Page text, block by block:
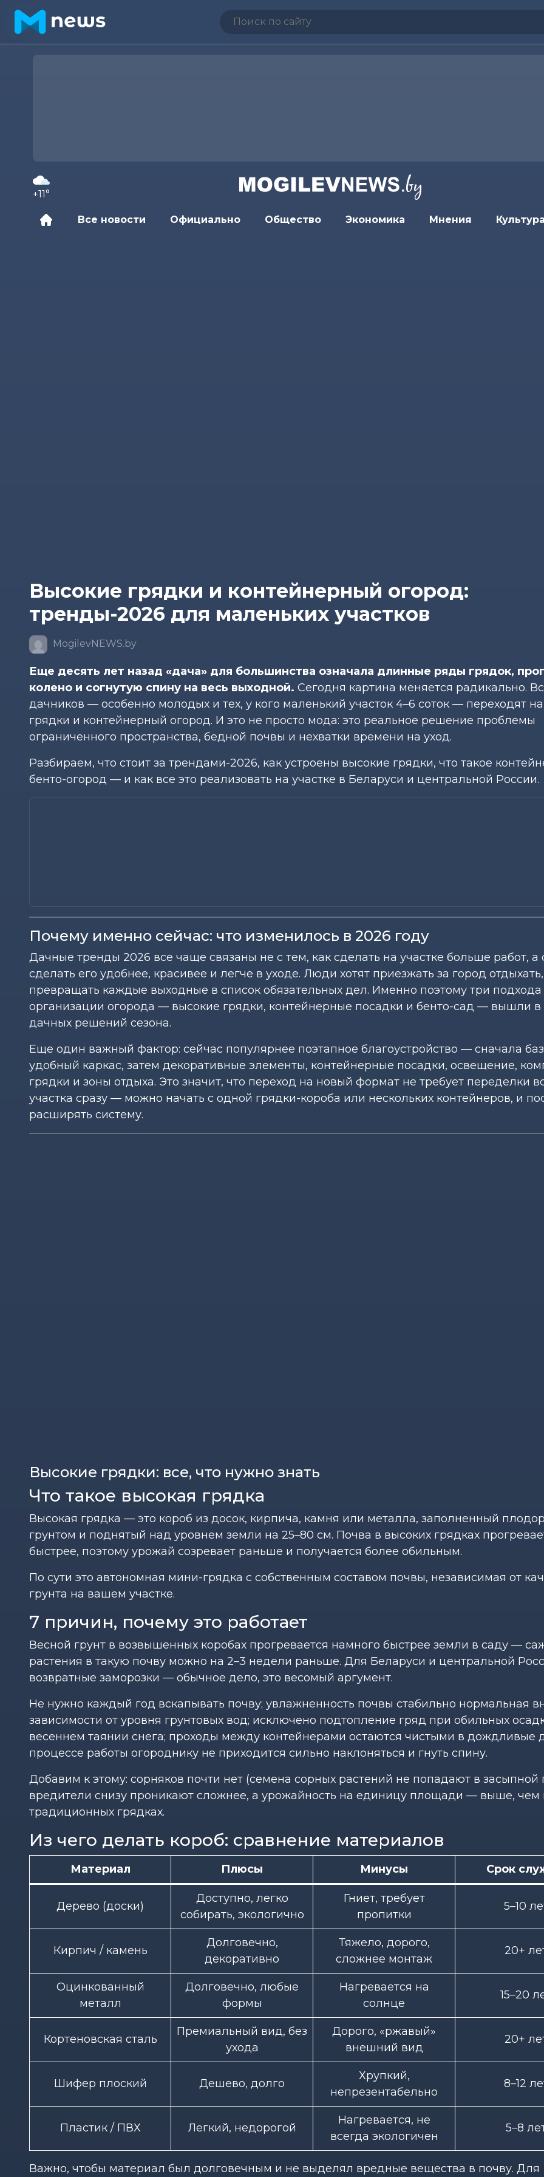
+11°
Все новости Официально Общество Экономика Мнения Культура
Высокие грядки и контейнерный огород:
тренды-2026 для маленьких участков
MogilevNEWS.by
Еще десять лет назад «дача» для большинства означала длинные ряды грядок,
колено и согнутую спину на весь выходной. Сегодня картина меняется радикально.
дачников — особенно молодых и тех, у кого маленький участок 4–6 соток — переходят
грядки и контейнерный огород. И это не просто мода: это реальное решение проблемы
ограниченного пространства, бедной почвы и нехватки времени на уход.
Разбираем, что стоит за трендами-2026, как устроены высокие грядки, что такое
бенто-огород — и как все это реализовать на участке в Беларуси и центральной России.
Почему именно сейчас: что изменилось в 2026 году
Дачные тренды 2026 все чаще связаны не с тем, как сделать на участке больше работ, а
сделать его удобнее, красивее и легче в уходе. Люди хотят приезжать за город
превращать каждые выходные в список обязательных дел. Именно поэтому три подхода
организации огорода — высокие грядки, контейнерные посадки и бенто-сад — вышли в
дачных решений сезона.
Еще один важный фактор: сейчас популярнее поэтапное благоустройство — сначала
удобный каркас, затем декоративные элементы, контейнерные посадки, освещение,
грядки и зоны отдыха. Это значит, что переход на новый формат не требует переделки
участка сразу — можно начать с одной грядки-короба или нескольких контейнеров, и
расширять систему.
Высокие грядки: все, что нужно знать
Что такое высокая грядка
Высокая грядка — это короб из досок, кирпича, камня или металла, заполненный
грунтом и поднятый над уровнем земли на 25–80 см. Почва в высоких грядках
быстрее, поэтому урожай созревает раньше и получается более обильным.
По сути это автономная мини-грядка с собственным составом почвы, независимая от
грунта на вашем участке.
7 причин, почему это работает
Весной грунт в возвышенных коробах прогревается намного быстрее земли в саду —
растения в такую почву можно на 2–3 недели раньше. Для Беларуси и центральной
возвратные заморозки — обычное дело, это весомый аргумент.
Не нужно каждый год вскапывать почву; увлажненность почвы стабильно нормальная
зависимости от уровня грунтовых вод; исключено подтопление гряд при обильных
весеннем таянии снега; проходы между контейнерами остаются чистыми в дождливые
процессе работы огороднику не приходится сильно наклоняться и гнуть спину.
Добавим к этому: сорняков почти нет (семена сорных растений не попадают в засыпной
вредители снизу проникают сложнее, а урожайность на единицу площади — выше, чем
традиционных грядках.
Из чего делать короб: сравнение материалов
Материал Плюсы Минусы Срок
Дерево (доски)
Доступно, легко
собирать, экологично
Гниет, требует
пропитки
5–10
Кирпич / камень
Долговечно,
декоративно
Тяжело, дорого,
сложнее монтаж
20+
Оцинкованный
металл
Долговечно, любые
формы
Нагревается на
солнце
15–20
Кортеновская сталь
Премиальный вид, без
ухода
Дорого, «ржавый»
внешний вид
20+
Шифер плоский Дешево, долго
Хрупкий,
непрезентабельно
8–12
Пластик / ПВХ Легкий, недорогой
Нагревается, не
всегда экологичен
5–8
Важно, чтобы материал был долговечным и не выделял вредные вещества в почву. Для